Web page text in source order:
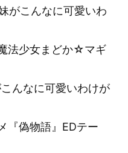
がこんなに可愛いわ
法少女まどか☆マギ
んなに可愛いわけが
『偽物語』EDテー